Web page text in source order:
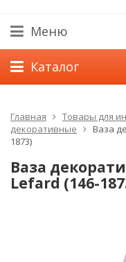
Меню
Каталог
Главная Товары для
декоративные
Ваза
1873)
Ваза
Lefard (146-